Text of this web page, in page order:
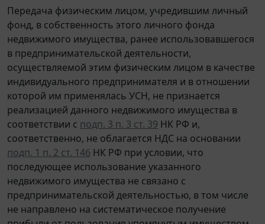
Передача физическим лицом, учредившим личный
фонд, в собственность этого личного фонда
недвижимого имущества, ранее использовавшегося
в предпринимательской деятельности,
осуществляемой этим физическим лицом в качестве
индивидуального предпринимателя и в отношении
которой им применялась УСН, не признается
реализацией данного недвижимого имущества в
соответствии с подп. 3 п. 3 ст. 39 НК РФ и,
соответственно, не облагается НДС на основании
подп. 1 п. 2 ст. 146 НК РФ при условии, что
последующее использование указанного
недвижимого имущества не связано с
предпринимательской деятельностью, в том числе
не направлено на систематическое получение